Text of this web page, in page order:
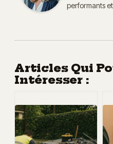
performants
Articles Qui
Intéresser :